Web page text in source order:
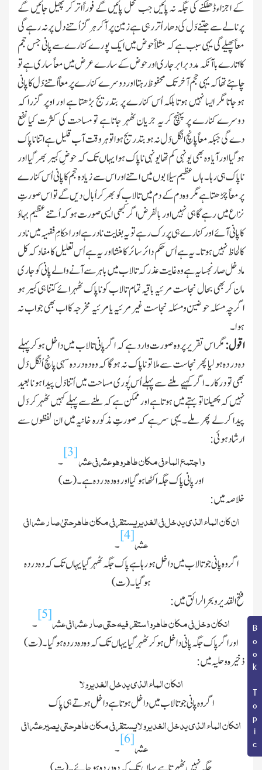
Book Topic
کے اجزاء ڈھلکنے کی جگہ نہ پائیں جب محل پائیں گے فوراً اتر کر پھیل جائیں گے
پرنالے سے جتنے دَل کی دھار اُتر رہی ہے زمین پر آکر ہرگز اُتنے دل پر نہ رہے گی
معاً پھیلے گی یہی سبب ہے کہ مثلاً حوض میں ایك پورے کنارے سے پانی جس حجم
کا اتارے باآنکہ مدد برابر جاری اور حوض کے سارے عرض میں معاً ساری ہے تو
چاہئے تھا کہ یہی حجم آخر تك محفوظ رہتا اور دوسرے کنارے پر معاً اُتنے دَل کا پانی
ہوجاتا مگر ایسا نہیں ہوتا بلکہ اُس کنارے پر بتدریج بڑھتا ہے اور اوپر گزرا کہ
دوسرے کنارے پر پہنچ کر یہ جریان ٹھہر جاتا ہے تو مساحت کی کثرت کیا نفع
دے گی جبکہ معاً پانچ انگل دَل نہ ہو بتدریج ہوا تو ہر وقت آب قلیل ہے اتنا ناپاك
ہوگیا اور آیا وہ بھی یونہی کم تھا یونہی ناپاك ہوا یہاں تك کہ حوضِ کبیر بھر گیا اور
ناپاك ہی رہا۔ ہاں عظیم سیلابوں میں اتنے اور اس سے زیادہ حجم کا پانی اُس کنارے
پر معاً چڑھتا ہے مگر وہ دم کے دم میں تالاب کو بھر کر اُبال دیں گے تو اس صورتِ
نزاع میں رہے گا ہی نہیں اور بالفرض اگر کبھی ایسی صورت ہو کہ اُتنے عظیم بہاؤ
کا پانی آئے اور کنارے ہی پر رك رہے تو یہ بغایت نادر ہے اور احکامِ فقہیہ میں نادر
کا لحاظ نہیں ہوتا۔ یہ ہے اُس حکم دائر سائر کا منشا اور یہ ہے اُس تعلیل کا مفاد کہ کل
مادخل صار نجسا یہ ہے وہ غایت عذر کہ تالاب میں باہر سے آنے والے پانی کو جاری
مان کر بھی بحال نجاست مرئیہ باقیہ تمام تالاب کو ناپاك ٹھہرائے کتنا ہی کبیر ہو
اگرچہ مسئلہ حوضین ومسئلہ نجاست غیر مرئیہ یا مرئیہ مخرجہ کا اب بھی جواب نہ
ہوا۔
اقول :مگر اس تقریر پر وہ صورت وارد ہے کہ اگر پانی تالاب میں داخل ہوکر پہلے
دہ در دہ ہو لیا پھر نجاست سے ملا تو ناپاك نہ ہوگا کہ وہ دہ در دہ سہی پانچ اُنگل دَل
بھی تو درکار۔ اگر کہیے ملنے سے پہلے اُس پُوری مساحت میں اُتنا دَل پیدا ہونا بعید
نہیں کہ پھیلنا تو بہتے میں ہوتا ہے اور ممکن ہے کہ ملنے سے پہلے کہیں ٹھہر کر دَل
پیدا کرلے پھر ملے۔ یہی سِرہے کہ صورتِ مذکورہ خانیہ میں ان لفظوں سے
ارشاد ہوئی :
واجتمع الماءفی مکان طاھر وھو عشرفی عشر[3]
۔
اور پانی پاك جگہ اکٹھا ہوگیا اور وہ دہ در دہ ہے۔ (ت)
خلاصہ میں :
ان کان الماء الذی یدخل فی الغدیر یستقر فی مکان طاھر حتیٰ صار عشرا فی
عشر[4]
۔
اگر وہ پانی جو تالاب میں داخل ہورہا ہے پاك جگہ ٹھہر گیا یہاں تك کہ دہ در دہ
ہوگیا۔ (ت)
فتح القدیر وبحرالرائق میں :
انکان دخل فی مکان طاھر واستقر فیہ حتی صار عشرا فی عشر[5]
۔
اور اگر پاك جگہ پانی داخل ہو کر ٹھہر گیا یہاں تك کہ وہ دہ در دہ ہوگیا۔ (ت)
ذخیرہ وحلیہ میں :
انکان الماء الذی یدخل الغدیر ولا
اگر وہ پانی جو تالاب میں داخل ہوتا ہے داخل ہوتے ہی پاک
انکان الماء الذی یدخل الغدیر ولایستقر فی مکان طاھر حتی یصیر عشرا فی
عشر[6]
۔